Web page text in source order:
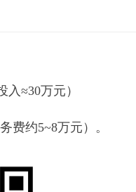
入≈30万元）
费约5~8万元）。